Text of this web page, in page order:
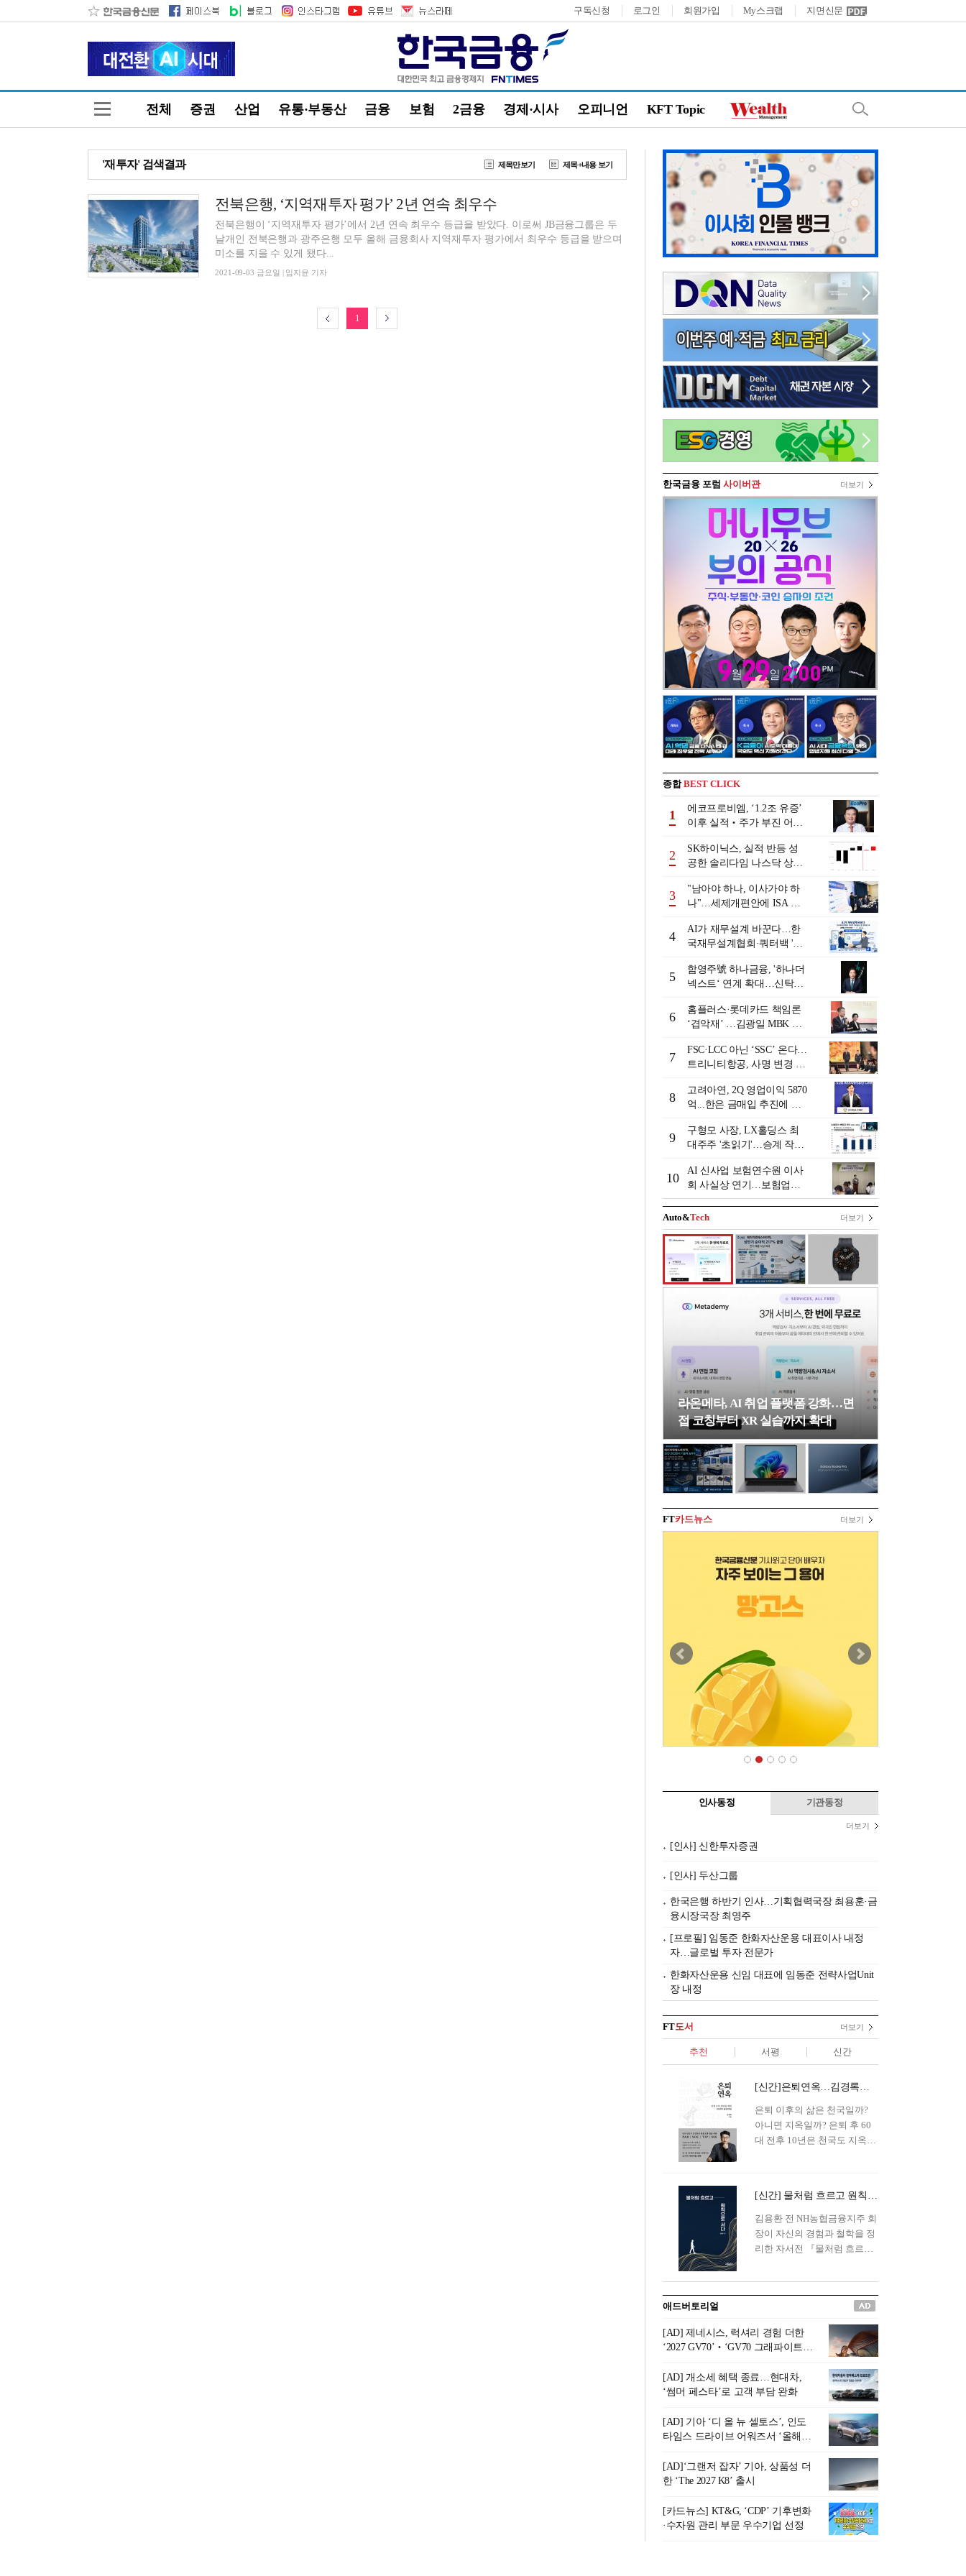
구독신청 로그인 회원가입 My스크랩 지면신문
전체 증권 산업 유통·부동산 금융 보험 2금융 경제·시사 오피니언 KFT Topic
'재투자' 검색결과 제목만보기 제목+내용 보기
전북은행, ‘지역재투자 평가’ 2년 연속 최우수
전북은행이 ‘지역재투자 평가’에서 2년 연속 최우수 등급을 받았다. 이로써 JB금융그룹은 두
날개인 전북은행과 광주은행 모두 올해 금융회사 지역재투자 평가에서 최우수 등급을 받으며
미소를 지을 수 있게 됐다...
2021-09-03 금요일 | 임지윤 기자
1
한국금융 포럼 사이버관 더보기
종합BEST CLICK
1
에코프로비엠, ‘1.2조 유증’
이후 실적‧주가 부진 어쩌
2
SK하이닉스, 실적 반등 성
공한 솔리다임 나스닥 상장
3
"남아야 하나, 이사가야 하
나"…세제개편안에 ISA 투
4
AI가 재무설계 바꾼다…한
국재무설계협회·쿼터백 '베
5
함영주號 하나금융, '하나더
넥스트‘ 연계 확대…신탁수
니어 비즈니스 돋보기]
6
홈플러스·롯데카드 책임론
‘겹악재’ …김광일 MBK 부
7
FSC·LCC 아닌 ‘SSC’ 온다…
트리니티항공, 사명 변경 넘
8
고려아연, 2Q 영업이익 5870
억...한은 금매입 추진에 주
9
구형모 사장, LX홀딩스 최
대주주 '초읽기'…승계 작업
10
AI 신사업 보험연수원 이사
회 사실상 연기…보험업계
"사업 타당성 검증 부족"
[보험연수원 AI사업 논란]
Auto&Tech 더보기
라온메타, AI 취업 플랫폼 강화…면
접 코칭부터 XR 실습까지 확대
FT카드뉴스 더보기
인사동정 기관동정
더보기
[인사] 신한투자증권
[인사] 두산그룹
한국은행 하반기 인사…기획협력국장 최용훈·금
융시장국장 최영주
[프로필] 임동준 한화자산운용 대표이사 내정
자…글로벌 투자 전문가
한화자산운용 신임 대표에 임동준 전략사업Unit
장 내정
FT도서 더보기
추천 서평 신간
[신간]은퇴연옥…김경록의 은퇴 후 삶의 나침반
은퇴 이후의 삶은 천국일까?
아니면 지옥일까? 은퇴 후 60
대 전후 10년은 천국도 지옥도
은퇴 설계를 가이드해 온 김경
록 옵투스자산운용의 고문이
신간 『은퇴연옥』을 내놓았
다.단테는 지옥을 '모든 희망을
록 고문은 새로운 시각을 제시
0년의 과도기는 지옥이 아니라
정화와 성장의 공간인 ‘은퇴연
옥(Purgatory)’이라는 것이다.
연옥은 고통스럽지만 끝이 있
으며, 준비를 통해 천국으로 나
아갈 수 있는 희망의 장소라고
말한
[신간] 물처럼 흐르고 원칙으로 서다…김용환의 통찰을 담다
김용환 전 NH농협금융지주 회
장이 자신의 경험과 철학을 정
리한 자서전 『물처럼 흐르고
통 관료 출신으로 한국 금융의
주요 변곡점마다 중요한 역할
을 하고 금융 경영인으로서 큰
족적을 남긴 김 전 회장이 후배
세대에게 전하는 삶의 조언을
담은 인생 노트다.『물처럼 흐
르고 원칙으로 서다』는 단순
한 자서전을 넘어, 실패를 두려
워하지 않는 용기와 자신에 대
한 믿음이 어떻게 삶을 풍요롭
게 만드는지를 보여주는 지혜
의 보고로 평가된다.김용환 전
회장은 “인생의 목표가 크더라
도 조급해하지 말고 작은 것부
터 하나 하나 성취해 나가
라”고 조언한다. 뼈아픈 실패
조차 성공의 뼈대가 된다는 긍
애드버토리얼
[AD] 제네시스, 럭셔리 경험 더한
‘2027 GV70’‧‘GV70 그래파이트’
[AD] 개소세 혜택 종료…현대차,
‘썸머 페스타’로 고객 부담 완화
[AD] 기아 ‘디 올 뉴 셀토스’, 인도
타임스 드라이브 어워즈서 ‘올해의
[AD]‘그랜저 잡자’ 기아, 상품성 더
한 ‘The 2027 K8’ 출시
[카드뉴스] KT&G, ‘CDP’ 기후변화
·수자원 관리 부문 우수기업 선정